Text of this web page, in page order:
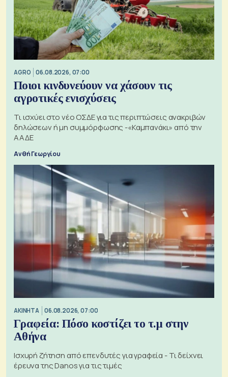
AGRO 06.08.2026, 07:00
Ποιοι κινδυνεύουν να χάσουν τις
αγροτικές ενισχύσεις
Τι ισχύει στο νέο ΟΣΔΕ για τις περιπτώσεις ανακριβών
δηλώσεων ή μη συμμόρφωσης -«Καμπανάκι» από την
ΑΑΔΕ
Ανθή Γεωργίου
ΑΚΙΝΗΤΑ 06.08.2026, 07:00
Γραφεία: Πόσο κοστίζει το τ.μ στην
Αθήνα
Ισχυρή ζήτηση από επενδυτές για γραφεία - Τι δείχνει
έρευνα της Danos για τις τιμές